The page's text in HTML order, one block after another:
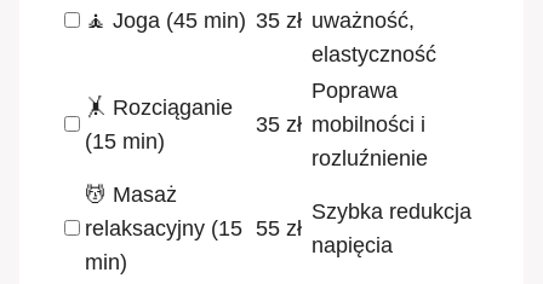
🧘 Joga (45 min) 35 zł uważność,
elastyczność
🤸 Rozciąganie
(15 min)
35 zł
Poprawa
mobilności i
rozluźnienie
💆 Masaż
relaksacyjny (15
min)
55 zł
Szybka redukcja
napięcia